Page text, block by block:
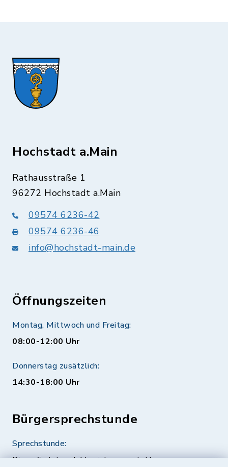
Hochstadt a.Main
Rathausstraße 1
96272 Hochstadt a.Main
09574 6236-42
09574 6236-46
info@hochstadt-main.de
Öffnungszeiten
Montag, Mittwoch und Freitag:
08:00-12:00 Uhr
Donnerstag zusätzlich:
14:30-18:00 Uhr
Bürgersprechstunde
Sprechstunde:
Diese findet nach Vereinbarung statt.